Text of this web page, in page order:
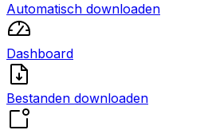
Automatisch downloaden
Dashboard
Bestanden downloaden